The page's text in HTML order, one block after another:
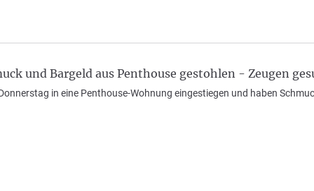
und Bargeld aus Penthouse gestohlen - Zeugen
in eine Penthouse-Wohnung eingestiegen und haben